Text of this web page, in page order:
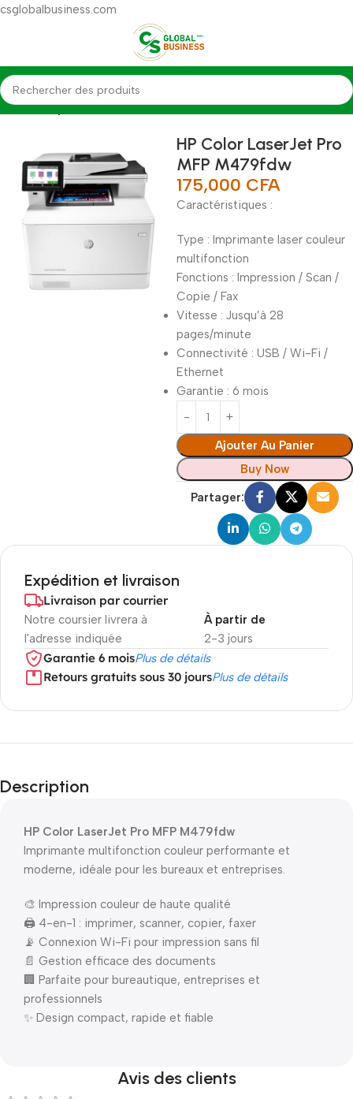
csglobalbusiness.com
Accueil Imprimante
HP Color LaserJet Pro
MFP M479fdw
175,000 CFA
Caractéristiques :
Type : Imprimante laser couleur
multifonction
Fonctions : Impression / Scan /
Copie / Fax
Vitesse : Jusqu’à 28
pages/minute
Connectivité : USB / Wi-Fi /
Ethernet
Garantie : 6 mois
Ajouter Au Panier
Buy Now
Partager:
Expédition et livraison
Livraison par courrier
Notre coursier livrera à
l'adresse indiquée
2-3 jours
À partir de
Garantie 6 moisPlus de détails
Retours gratuits sous 30 joursPlus de détails
Description
HP Color LaserJet Pro MFP M479fdw
Imprimante multifonction couleur performante et
moderne, idéale pour les bureaux et entreprises.
🎨 Impression couleur de haute qualité
🖨️ 4-en-1 : imprimer, scanner, copier, faxer
📡 Connexion Wi-Fi pour impression sans fil
📄 Gestion efficace des documents
🏢 Parfaite pour bureautique, entreprises et
professionnels
✨ Design compact, rapide et fiable
Avis des clients